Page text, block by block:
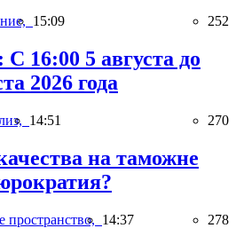
15:09 252
16:00 5 августа до
2026 года
14:51 270
на таможне
пространство, 14:37 278